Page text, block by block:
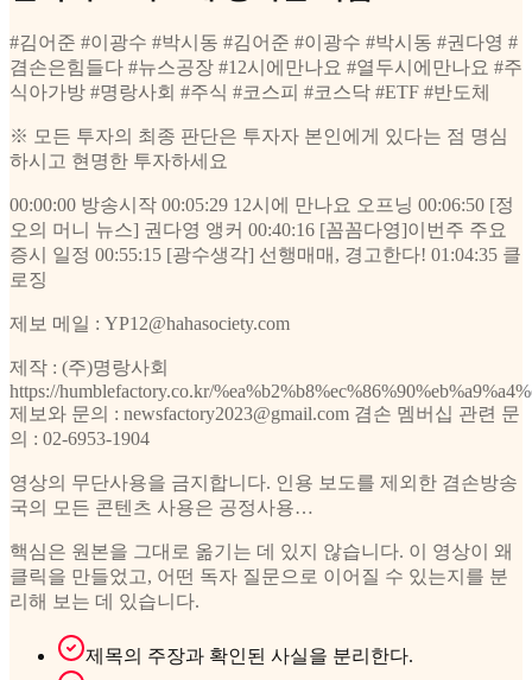
#김어준 #이광수 #박시동 #김어준 #이광수 #박시동 #권다영 #
겸손은힘들다 #뉴스공장 #12시에만나요 #열두시에만나요 #주
식아가방 #명랑사회 #주식 #코스피 #코스닥 #ETF #반도체
※ 모든 투자의 최종 판단은 투자자 본인에게 있다는 점 명심
하시고 현명한 투자하세요
00:00:00 방송시작 00:05:29 12시에 만나요 오프닝 00:06:50 [정
오의 머니 뉴스] 권다영 앵커 00:40:16 [꼼꼼다영]이번주 주요
증시 일정 00:55:15 [광수생각] 선행매매, 경고한다! 01:04:35 클
로징
제보 메일 : YP12@hahasociety.com
제작 : (주)명랑사회
https://humblefactory.co.kr/
제보와 문의 : newsfactory2023@gmail.com 겸손 멤버십 관련 문
의 : 02-6953-1904
영상의 무단사용을 금지합니다. 인용 보도를 제외한 겸손방송
국의 모든 콘텐츠 사용은 공정사용…
핵심은 원본을 그대로 옮기는 데 있지 않습니다. 이 영상이 왜
클릭을 만들었고, 어떤 독자 질문으로 이어질 수 있는지를 분
리해 보는 데 있습니다.
제목의 주장과 확인된 사실을 분리한다.